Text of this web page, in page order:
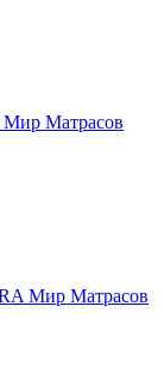
Мир Матрасов
Мир Матрасов